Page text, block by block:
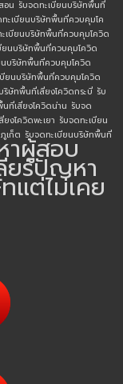
อน รับจดทะเบียนบริษัทพื้นที่
ทะเบียนบริษัทพื้นที่ควบคุมโค
เบียนบริษัทพื้นที่ควบคุมโควิด
ยนบริษัทพื้นที่ควบคุมโควิด
นบริษัทพื้นที่ควบคุมโควิด
บียนบริษัทพื้นที่ควบคุมโควิด
ริษัทพื้นที่เสี่ยงโควิดกระบี่ รับ
ที่เสี่ยงโควิดน่าน รับจด
งโควิดพะเยา รับจดทะเบียน
เก็ต รับจดทะเบียนบริษัทพื้นที่
าผู้สอบ
ยร์ปัญหา
แต่ไม่เคย